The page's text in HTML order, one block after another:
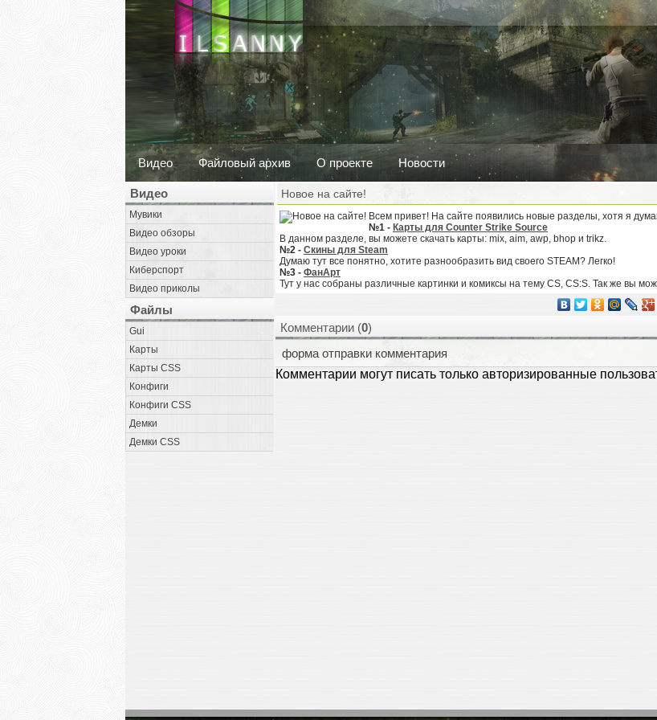
Видео Файловый архив О проекте Новости
Видео
Мувики
Видео обзоры
Видео уроки
Киберспорт
Видео приколы
Файлы
Gui
Карты
Карты CSS
Конфиги
Конфиги CSS
Демки
Демки CSS
Новое на сайте!
Всем привет! На сайте появились новые разделы, хотя я
№1 - Карты для Counter Strike Source
В данном разделе, вы можете скачать карты: mix, aim, awp, bhop и trikz.
№2 - Скины для Steam
Думаю тут все понятно, хотите разнообразить вид своего STEAM? Легко!
№3 - ФанАрт
Тут у нас собраны различные картинки и комиксы на тему CS, CS:S. Так же вы
Комментарии (0)
форма отправки комментария
Комментарии могут писать только авторизированные